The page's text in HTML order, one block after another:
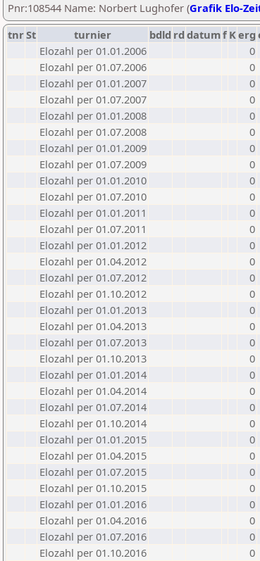
Pnr:108544 Name: Norbert Lughofer (Grafik Elo-
tnrSt turnier bdld rd datumf Kerg
Elozahl per 01.01.2006
0
Elozahl per 01.07.2006
0
Elozahl per 01.01.2007
0
Elozahl per 01.07.2007
0
Elozahl per 01.01.2008
0
Elozahl per 01.07.2008
0
Elozahl per 01.01.2009
0
Elozahl per 01.07.2009
0
Elozahl per 01.01.2010
0
Elozahl per 01.07.2010
0
Elozahl per 01.01.2011
0
Elozahl per 01.07.2011
0
Elozahl per 01.01.2012
0
Elozahl per 01.04.2012
0
Elozahl per 01.07.2012
0
Elozahl per 01.10.2012
0
Elozahl per 01.01.2013
0
Elozahl per 01.04.2013
0
Elozahl per 01.07.2013
0
Elozahl per 01.10.2013
0
Elozahl per 01.01.2014
0
Elozahl per 01.04.2014
0
Elozahl per 01.07.2014
0
Elozahl per 01.10.2014
0
Elozahl per 01.01.2015
0
Elozahl per 01.04.2015
0
Elozahl per 01.07.2015
0
Elozahl per 01.10.2015
0
Elozahl per 01.01.2016
0
Elozahl per 01.04.2016
0
Elozahl per 01.07.2016
0
Elozahl per 01.10.2016
0